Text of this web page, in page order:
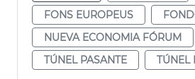
FONS EUROPEUS
NUEVA ECONOMIA FÓRUM
TÚNEL PASANTE
TÚNEL